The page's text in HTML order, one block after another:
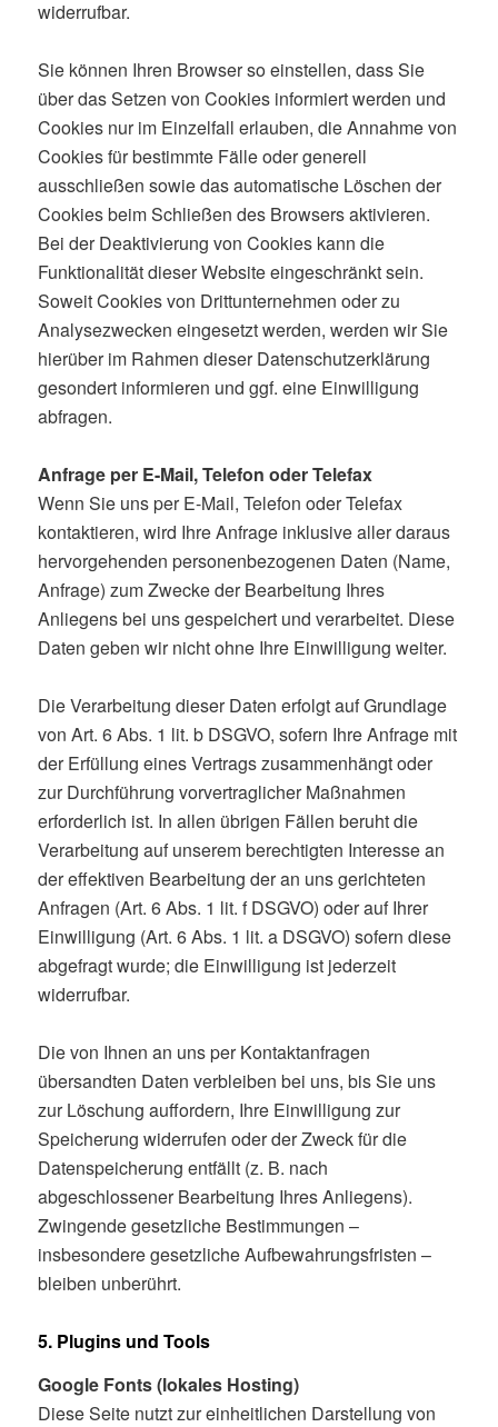
widerrufbar.
Sie können Ihren Browser so einstellen, dass Sie
über das Setzen von Cookies informiert werden und
Cookies nur im Einzelfall erlauben, die Annahme von
Cookies für bestimmte Fälle oder generell
ausschließen sowie das automatische Löschen der
Cookies beim Schließen des Browsers aktivieren.
Bei der Deaktivierung von Cookies kann die
Funktionalität dieser Website eingeschränkt sein.
Soweit Cookies von Drittunternehmen oder zu
Analysezwecken eingesetzt werden, werden wir Sie
hierüber im Rahmen dieser Datenschutzerklärung
gesondert informieren und ggf. eine Einwilligung
abfragen.
Anfrage per E-Mail, Telefon oder Telefax
Wenn Sie uns per E-Mail, Telefon oder Telefax
kontaktieren, wird Ihre Anfrage inklusive aller daraus
hervorgehenden personenbezogenen Daten (Name,
Anfrage) zum Zwecke der Bearbeitung Ihres
Anliegens bei uns gespeichert und verarbeitet. Diese
Daten geben wir nicht ohne Ihre Einwilligung weiter.
Die Verarbeitung dieser Daten erfolgt auf Grundlage
von Art. 6 Abs. 1 lit. b DSGVO, sofern Ihre Anfrage mit
der Erfüllung eines Vertrags zusammenhängt oder
zur Durchführung vorvertraglicher Maßnahmen
erforderlich ist. In allen übrigen Fällen beruht die
Verarbeitung auf unserem berechtigten Interesse an
der effektiven Bearbeitung der an uns gerichteten
Anfragen (Art. 6 Abs. 1 lit. f DSGVO) oder auf Ihrer
Einwilligung (Art. 6 Abs. 1 lit. a DSGVO) sofern diese
abgefragt wurde; die Einwilligung ist jederzeit
widerrufbar.
Die von Ihnen an uns per Kontaktanfragen
übersandten Daten verbleiben bei uns, bis Sie uns
zur Löschung auffordern, Ihre Einwilligung zur
Speicherung widerrufen oder der Zweck für die
Datenspeicherung entfällt (z. B. nach
abgeschlossener Bearbeitung Ihres Anliegens).
Zwingende gesetzliche Bestimmungen –
insbesondere gesetzliche Aufbewahrungsfristen –
bleiben unberührt.
5. Plugins und Tools
Google Fonts (lokales Hosting)
Diese Seite nutzt zur einheitlichen Darstellung von